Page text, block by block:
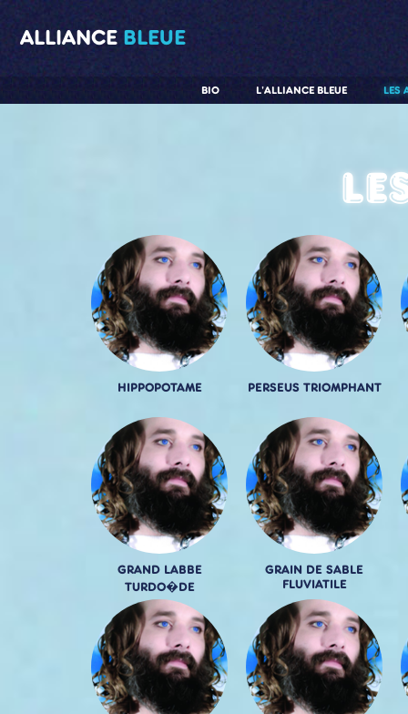
ALLIANCE BLEUE
LES
L'ALLIANCE BLEUE
BIO
HIPPOPOTAME PERSEUS TRIOMPHANT
GRAND LABBE
TURDO�DE
GRAIN DE SABLE
FLUVIATILE